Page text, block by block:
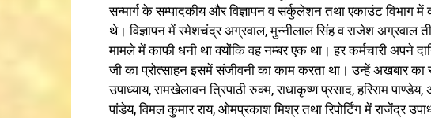
सन्मार्ग के सम्पादकीय और विज्ञापन व सर्कुलेशन तथा एकाउंट विभाग
थे। विज्ञापन में रमेशचंद्र अग्रवाल, मुन्नीलाल सिंह व राजेश अग्रवाल
मामले में काफी धनी था क्योंकि वह नम्बर एक था। हर कर्मचारी अपने
जी का प्रोत्साहन इसमें संजीवनी का काम करता था। उन्हें अखबार का
उपाध्याय, रामखेलावन त्रिपाठी रुक्म, राधाकृष्ण प्रसाद, हरिराम
पांडेय, विमल कुमार राय, ओमप्रकाश मिश्र तथा रिपोर्टिंग में राजेंद्र